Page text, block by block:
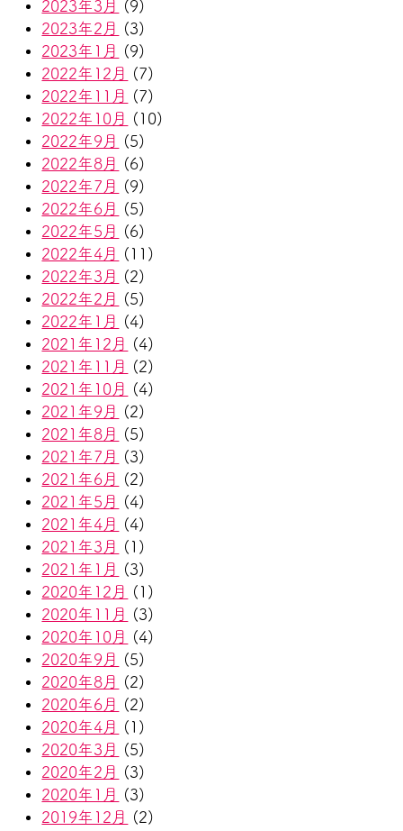
2023年3月
(9)
2023年2月
(3)
2023年1月
(9)
2022年12月
(7)
2022年11月
(7)
2022年10月
(10)
2022年9月
(5)
2022年8月
(6)
2022年7月
(9)
2022年6月
(5)
2022年5月
(6)
2022年4月
(11)
2022年3月
(2)
2022年2月
(5)
2022年1月
(4)
2021年12月
(4)
2021年11月
(2)
2021年10月
(4)
2021年9月
(2)
2021年8月
(5)
2021年7月
(3)
2021年6月
(2)
2021年5月
(4)
2021年4月
(4)
2021年3月
(1)
2021年1月
(3)
2020年12月
(1)
2020年11月
(3)
2020年10月
(4)
2020年9月
(5)
2020年8月
(2)
2020年6月
(2)
2020年4月
(1)
2020年3月
(5)
2020年2月
(3)
2020年1月
(3)
2019年12月
(2)